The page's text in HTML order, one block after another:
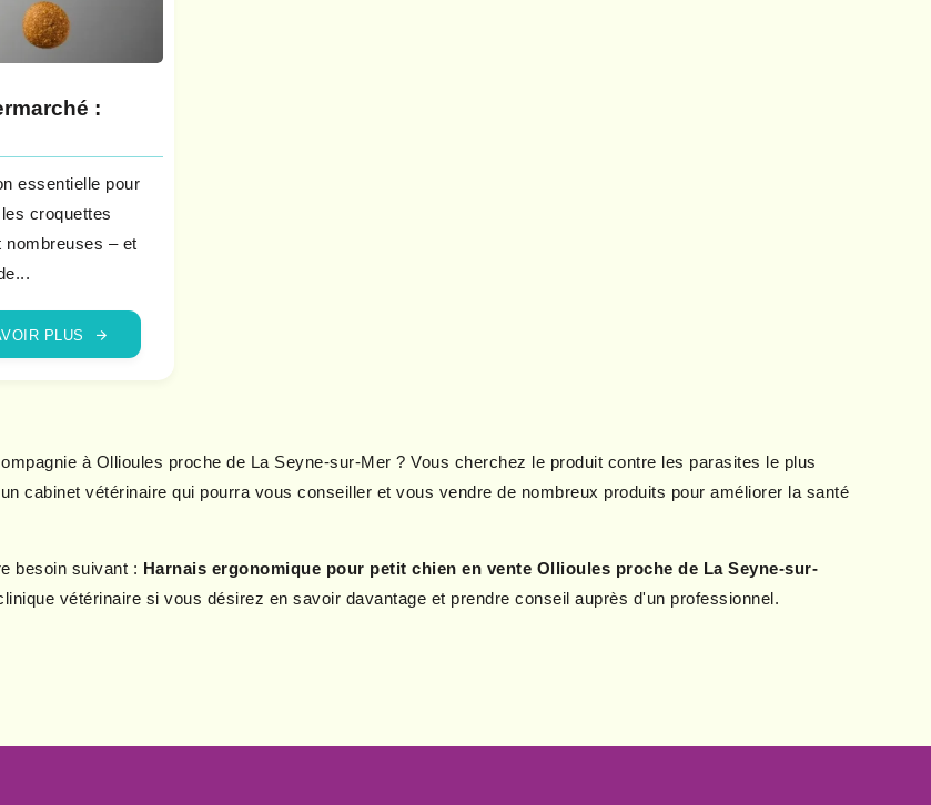
:
essentielle pour
croquettes
nombreuses – et
PLUS
à Ollioules proche de La Seyne-sur-Mer ? Vous cherchez le produit contre les parasites le plus
cabinet vétérinaire qui pourra vous conseiller et vous vendre de nombreux produits pour améliorer la santé
besoin suivant : Harnais ergonomique pour petit chien en vente Ollioules proche de La Seyne-sur-
vétérinaire si vous désirez en savoir davantage et prendre conseil auprès d'un professionnel.